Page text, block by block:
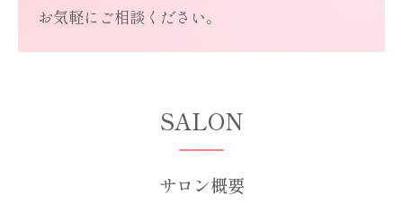
お気軽にご相談ください。
サロン概要
SALON